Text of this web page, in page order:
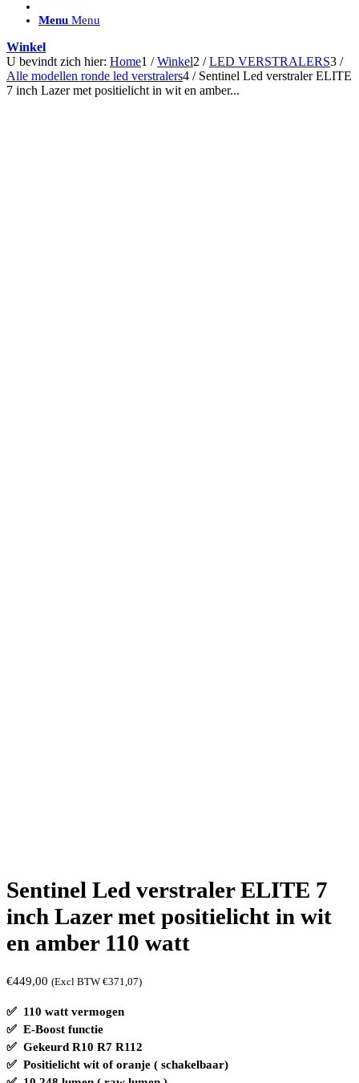
ACCESSOIRES/ AANSLUITMATERIAAL
Can-bus interface
Accessoires Lazer
Kabelboom & Adapters
Installatiemateriaal
Menu Menu
Winkel
U bevindt zich hier: Home1 / Winkel2 / LED VERSTRALERS3 /
Alle modellen ronde led verstralers4 / Sentinel Led verstraler ELITE
7 inch Lazer met positielicht in wit en amber...
Sentinel Led verstraler ELITE 7
inch Lazer met positielicht in wit
en amber 110 watt
€449,00 (Excl BTW €371,07)
✅ 110 watt vermogen
✅ E-Boost functie
✅ Gekeurd R10 R7 R112
✅ Positielicht wit of oranje ( schakelbaar)